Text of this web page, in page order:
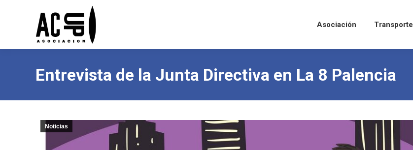
Asociación Transporte
Entrevista de la Junta Directiva en La 8 Palencia
Noticias